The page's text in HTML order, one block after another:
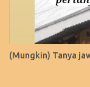
(Mungkin) Tanya